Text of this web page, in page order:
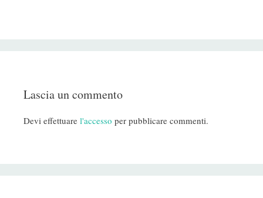
Lascia un commento
Devi effettuare l'accesso per pubblicare commenti.